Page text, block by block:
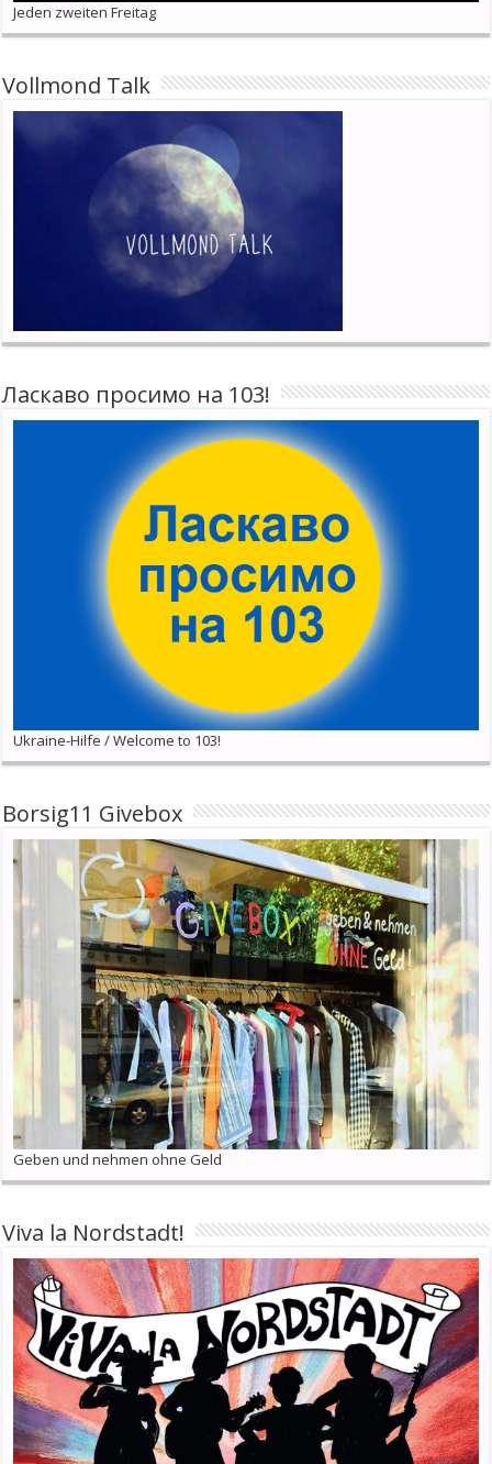
Jeden zweiten Freitag
Vollmond Talk
Ласкаво просимо на 103!
Ukraine-Hilfe / Welcome to 103!
Borsig11 Givebox
Geben und nehmen ohne Geld
Viva la Nordstadt!